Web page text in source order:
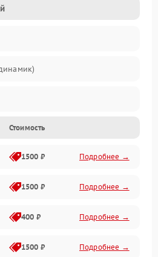
сенсором
и аккумулятором
Стоимость
1500 ₽ Подробнее →
1500 ₽ Подробнее →
400 ₽ Подробнее →
1500 ₽ Подробнее →